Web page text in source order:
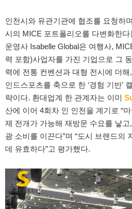
인천시와 유관기관에 협조를 요청하며
시의 MICE 포트폴리오를 다변화한
운영사 Isabelle Global은 여행사,
력 포함)사업자를 가진 기업으로 그
력에 전통 컨벤션과 대형 전시에 더해
인드스포츠를 축으로 한 ‘경험 기반’
략이다. 환대업계 한 관계자는 이미
산에 이어 4회차 인 인천을 계기로 “
제 전개가 가능해 재방문 수요를 낳
광 소비를 이끈다”며 “도시 브랜드의
데 유효하다”고 평가했다.